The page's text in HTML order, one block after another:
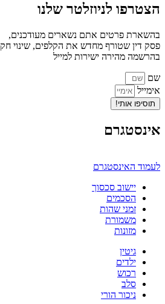
הצטרפו לניוזלטר שלנו
בהשארת פרטים אתם נשארים מעודכנים,
פסק דין שטורף מחדש את הקלפים, שינוי
בהרשמה מהירה ישירות למייל
שם
אימייל
תוסיפו אותי!
אינסטגרם
לעמוד האינסטגרם
יישוב סכסוך
הסכמים
זמני שהות
משמורת
מזונות
גיטין
ילדים
רכוש
סלב
ניכור הורי